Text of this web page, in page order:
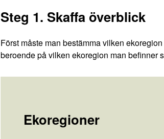
Steg 1. Skaffa överblick
Först måste man bestämma vilken
beroende på vilken ekoregion man befinner
Ekoregioner